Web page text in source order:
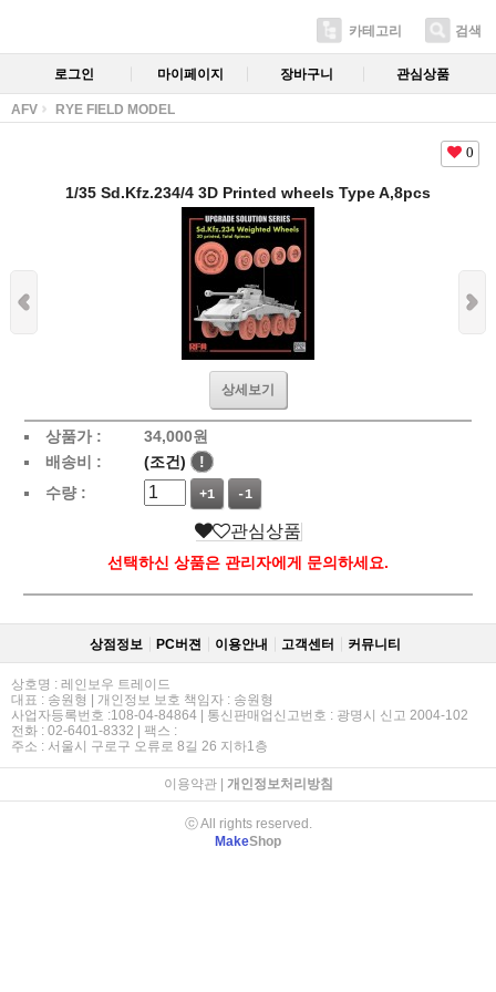
카테고리 검색
로그인 마이페이지 장바구니 관심상품
AFV RYE FIELD MODEL
0
1/35 Sd.Kfz.234/4 3D Printed wheels Type A,8pcs
상세보기
상품가 : 34,000원
배송비 :
(조건)
!
수량 :
+1 -1
관심상품
선택하신 상품은 관리자에게 문의하세요.
상점정보 PC버젼 이용안내 고객센터 커뮤니티
상호명 : 레인보우 트레이드
대표 : 송원형 | 개인정보 보호 책임자 : 송원형
사업자등록번호 :108-04-84864 | 통신판매업신고번호 : 광명시 신고 2004-102
전화 : 02-6401-8332 | 팩스 :
주소 : 서울시 구로구 오류로 8길 26 지하1층
이용약관| 개인정보처리방침
ⓒ All rights reserved.
MakeShop